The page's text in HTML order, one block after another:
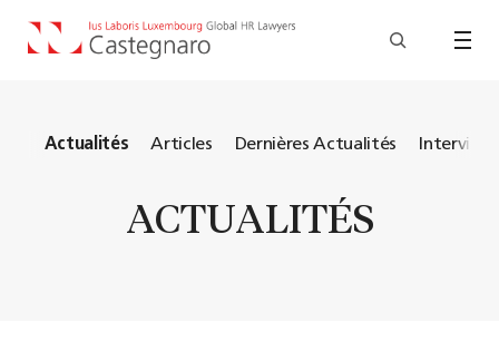
Actualités Articles Dernières Actualités
ACTUALITÉS